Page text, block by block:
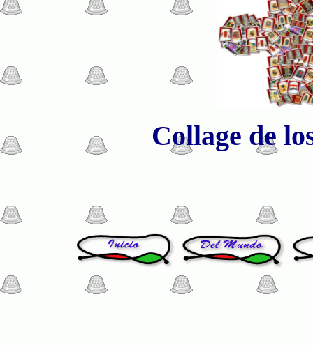
Collage de